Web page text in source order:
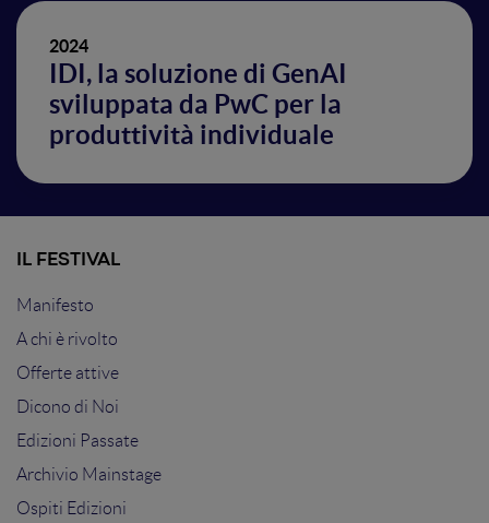
2024
IDI, la soluzione di GenAI
sviluppata da PwC per la
produttività individuale
IL FESTIVAL
Manifesto
A chi è rivolto
Offerte attive
Dicono di Noi
Edizioni Passate
Archivio Mainstage
Ospiti Edizioni